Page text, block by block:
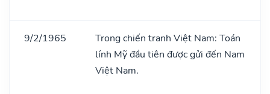
9/2/1965
Trong chiến tranh Việt Nam: Toán
lính Mỹ đầu tiên được gửi đến Nam
Việt Nam.